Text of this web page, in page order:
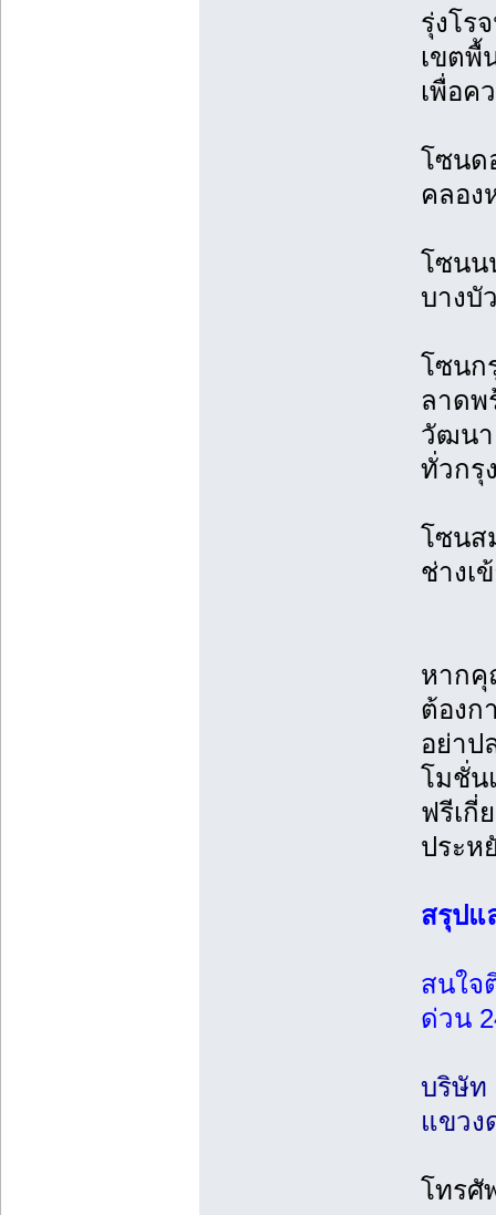
รุ่งโร
เขตพื้
เพื่อค
โซนด
คลอง
โซนน
บางบั
โซนก
ลาดพ
วัฒนา
ทั่วกรุ
โซนส
ช่างเ
หากคุ
ต้องก
อย่าป
โมชั่น
ฟรีเกี่
ประห
สรุปแ
สนใจ
ด่วน
บริษัท
แขวง
โทร